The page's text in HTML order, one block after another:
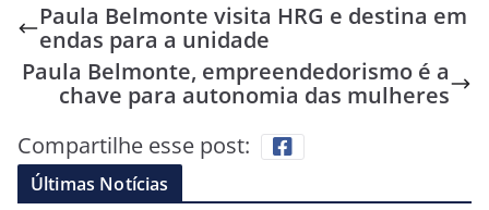
Paula Belmonte visita HRG e destina em
endas para a unidade
Paula Belmonte, empreendedorismo é a
chave para autonomia das mulheres
Compartilhe esse post:
Últimas Notícias